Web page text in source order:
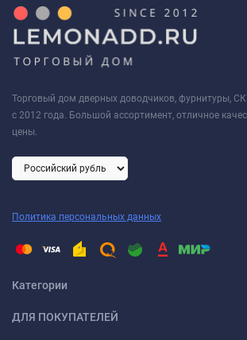
Торговый дом дверных доводчиков, фурнитуры,
с 2012 года. Большой ассортимент, отличное
цены.
Политика персональных данных
Категории
ДЛЯ ПОКУПАТЕЛЕЙ